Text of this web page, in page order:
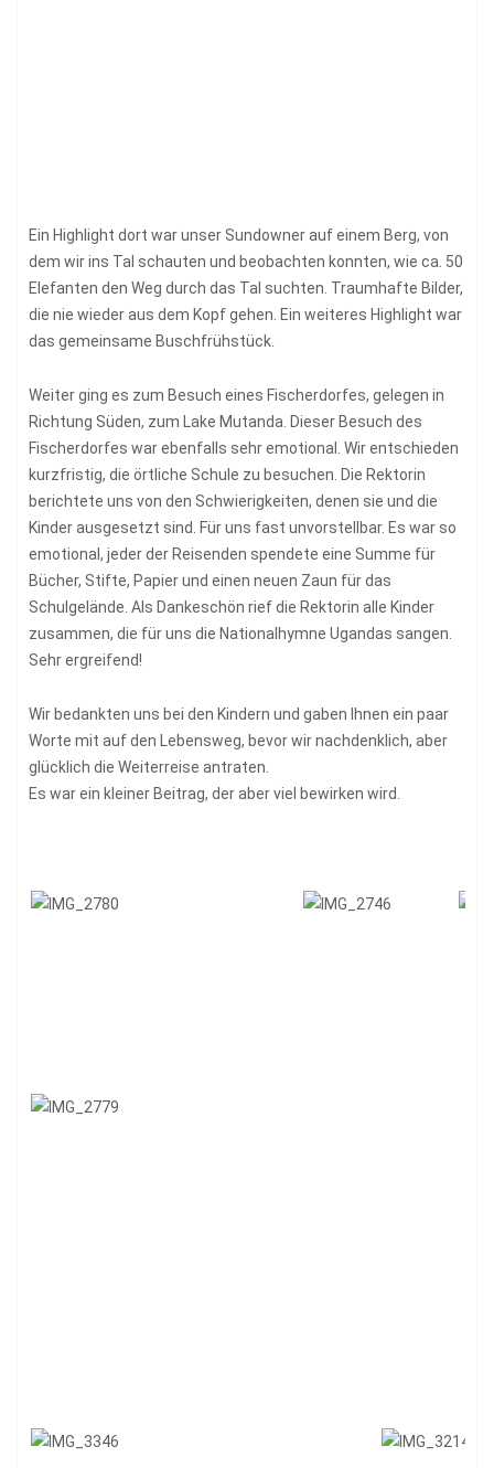
Ein Highlight dort war unser Sundowner auf einem Berg, von
dem wir ins Tal schauten und beobachten konnten, wie ca. 50
Elefanten den Weg durch das Tal suchten. Traumhafte Bilder,
die nie wieder aus dem Kopf gehen. Ein weiteres Highlight war
das gemeinsame Buschfrühstück.
Weiter ging es zum Besuch eines Fischerdorfes, gelegen in
Richtung Süden, zum Lake Mutanda. Dieser Besuch des
Fischerdorfes war ebenfalls sehr emotional. Wir entschieden
kurzfristig, die örtliche Schule zu besuchen. Die Rektorin
berichtete uns von den Schwierigkeiten, denen sie und die
Kinder ausgesetzt sind. Für uns fast unvorstellbar. Es war so
emotional, jeder der Reisenden spendete eine Summe für
Bücher, Stifte, Papier und einen neuen Zaun für das
Schulgelände. Als Dankeschön rief die Rektorin alle Kinder
zusammen, die für uns die Nationalhymne Ugandas sangen.
Sehr ergreifend!
Wir bedankten uns bei den Kindern und gaben Ihnen ein paar
Worte mit auf den Lebensweg, bevor wir nachdenklich, aber
glücklich die Weiterreise antraten.
Es war ein kleiner Beitrag, der aber viel bewirken wird.